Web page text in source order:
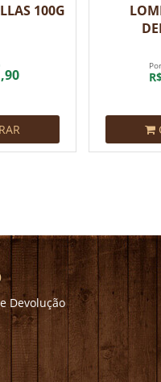
100G
,90
Por
Devolução